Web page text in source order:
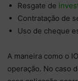
Resgate de
Contratação de
Uso de cheque
A maneira como o
operação. No caso